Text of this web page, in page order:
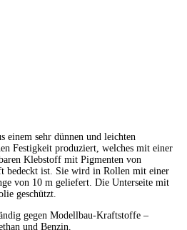
sehr dünnen und leichten
Festigkeit produziert, welches mit einer
Klebstoff mit Pigmenten von
bedeckt ist. Sie wird in Rollen mit einer
von 10 m geliefert. Die Unterseite mit
geschützt.
gegen Modellbau-Kraftstoffe –
und Benzin.